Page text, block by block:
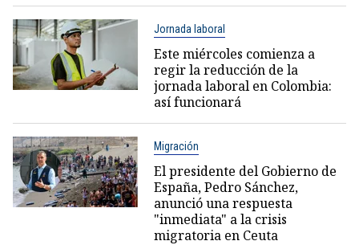
Jornada laboral
Este miércoles comienza a
regir la reducción de la
jornada laboral en Colombia:
así funcionará
Migración
El presidente del Gobierno de
España, Pedro Sánchez,
anunció una respuesta
"inmediata" a la crisis
migratoria en Ceuta